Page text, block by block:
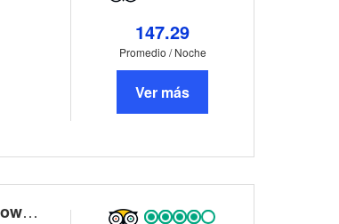
147.29
Promedio / Noche
Ver más
Holiday Inn Express And Suites Atlanta Downtown